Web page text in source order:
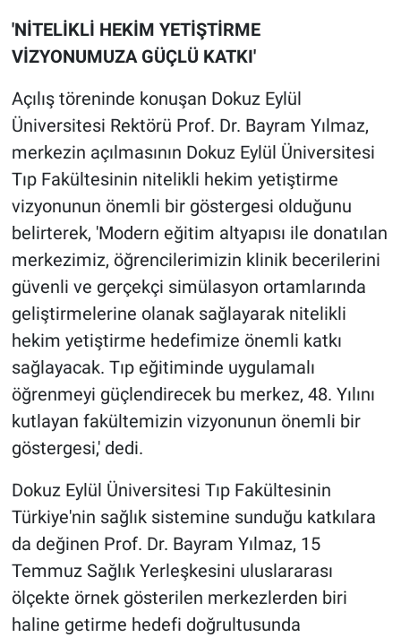
'NİTELİKLİ HEKİM YETİŞTİRME
VİZYONUMUZA GÜÇLÜ KATKI'
Açılış töreninde konuşan Dokuz Eylül
Üniversitesi Rektörü Prof. Dr. Bayram Yılmaz,
merkezin açılmasının Dokuz Eylül Üniversitesi
Tıp Fakültesinin nitelikli hekim yetiştirme
vizyonunun önemli bir göstergesi olduğunu
belirterek, 'Modern eğitim altyapısı ile donatılan
merkezimiz, öğrencilerimizin klinik becerilerini
güvenli ve gerçekçi simülasyon ortamlarında
geliştirmelerine olanak sağlayarak nitelikli
hekim yetiştirme hedefimize önemli katkı
sağlayacak. Tıp eğitiminde uygulamalı
öğrenmeyi güçlendirecek bu merkez, 48. Yılını
kutlayan fakültemizin vizyonunun önemli bir
göstergesi,' dedi.
Dokuz Eylül Üniversitesi Tıp Fakültesinin
Türkiye'nin sağlık sistemine sunduğu katkılara
da değinen Prof. Dr. Bayram Yılmaz, 15
Temmuz Sağlık Yerleşkesini uluslararası
ölçekte örnek gösterilen merkezlerden biri
haline getirme hedefi doğrultusunda